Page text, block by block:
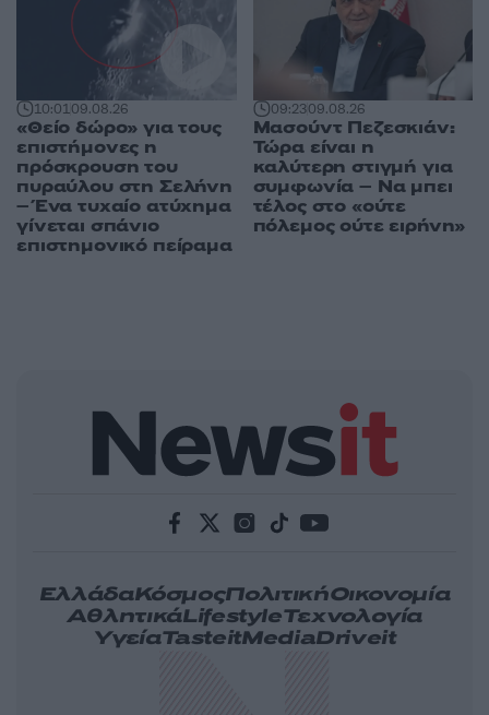
10:0109.08.26
«Θείο δώρο» για τους
επιστήμονες η
πρόσκρουση του
πυραύλου στη Σελήνη
– Ένα τυχαίο ατύχημα
γίνεται σπάνιο
επιστημονικό πείραμα
09:2309.08.26
Μασούντ Πεζεσκιάν:
Τώρα είναι η
καλύτερη στιγμή για
συμφωνία – Να μπει
τέλος στο «ούτε
πόλεμος ούτε ειρήνη»
ΕλλάδαΚόσμοςΠολιτικήΟικονομία
ΑθλητικάLifestyleΤεχνολογία
ΥγείαTasteitMediaDriveit